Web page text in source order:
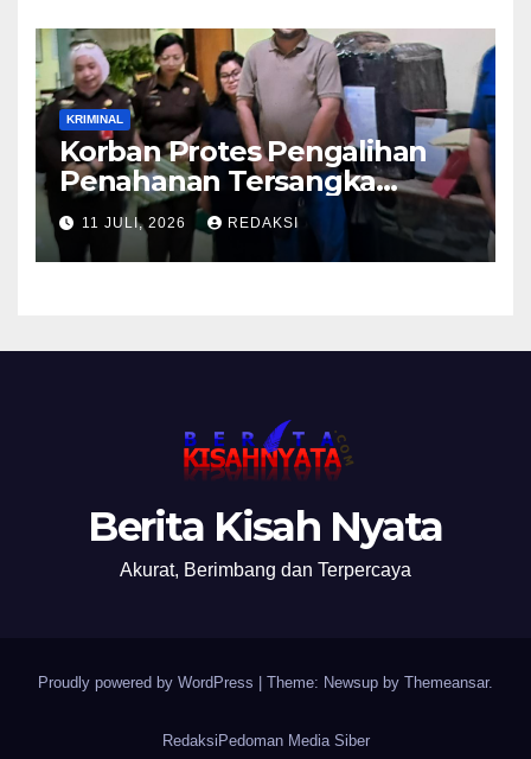
KRIMINAL
Korban Protes Pengalihan
Penahanan Tersangka
Pemalsuan Merek Skincare,
Kasi Penkum Kejati Jatim:
Nanti Saya Tegur Jaksanya
11 JULI, 2026 REDAKSI
Berita Kisah Nyata
Akurat, Berimbang dan Terpercaya
Proudly powered by WordPress Theme: Newsup by Themeansar.
Redaksi Pedoman Media Siber